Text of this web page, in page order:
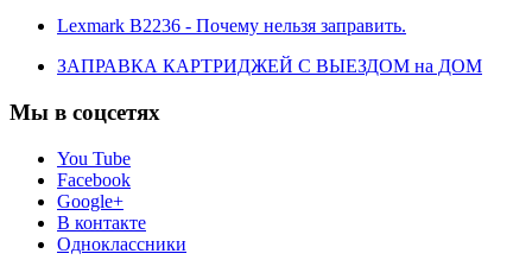
Lexmark B2236 - Почему нельзя заправить.
ЗАПРАВКА КАРТРИДЖЕЙ С ВЫЕЗДОМ на ДОМ
Мы в соцсетях
You Tube
Facebook
Google+
В контакте
Одноклассники